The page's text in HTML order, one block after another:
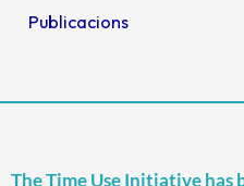
Publicacions
The Time Use Initiative has